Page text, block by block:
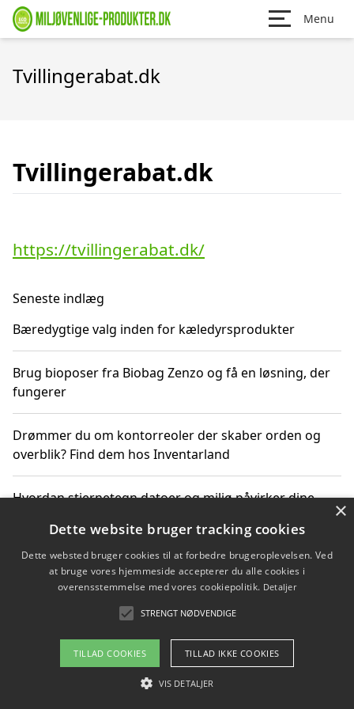
Menu
Tvillingerabat.dk
Tvillingerabat.dk
https://tvillingerabat.dk/
Seneste indlæg
Bæredygtige valg inden for kæledyrsprodukter
Brug bioposer fra Biobag Zenzo og få en løsning, der
fungerer
Drømmer du om kontorreoler der skaber orden og
overblik? Find dem hos Inventarland
Hvordan stjernetegn datoer og miljø påvirker dine
Bæredygtige gadgets til en grønnere hverdag
Om / kontakt
Blog Betingelser
×
Dette website bruger tracking cookies
Dette websted bruger cookies til at forbedre brugeroplevelsen. Ved
at bruge vores hjemmeside accepterer du alle cookies i
overensstemmelse med vores cookiepolitik. Detaljer
STRENGT NØDVENDIGE
TILLAD COOKIES TILLAD IKKE COOKIES
VIS DETALJER